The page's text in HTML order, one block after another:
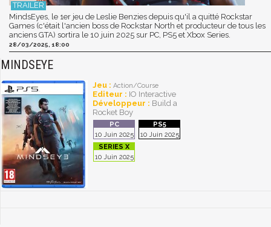
MindsEyes, le 1er jeu de Leslie Benzies depuis qu'il a quitté Rockstar
Games (c'était l'ancien boss de Rockstar North et producteur de tous les
anciens GTA) sortira le 10 juin 2025 sur PC, PS5 et Xbox Series.
28/03/2025, 18:00
MINDSEYE
Jeu : Action/Course
Editeur : IO Interactive
Développeur : Build a
Rocket Boy
10 Juin 2025 10 Juin 2025
10 Juin 2025